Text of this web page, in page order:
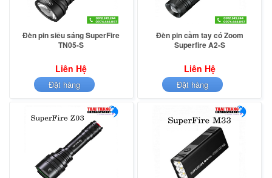
Đèn pin cầm tay có Zoom
Superfire A2-S
Liên Hệ
Đặt hàng
Đèn pin siêu sáng SuperFire
TN05-S
Liên Hệ
Đặt hàng